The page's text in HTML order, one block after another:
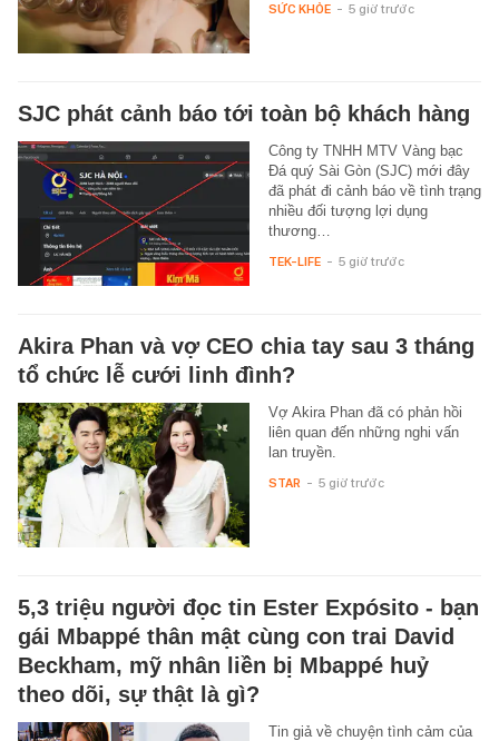
SỨC KHỎE - 5 giờ trước
SJC phát cảnh báo tới toàn bộ khách hàng
Công ty TNHH MTV Vàng bạc
Đá quý Sài Gòn (SJC) mới đây
đã phát đi cảnh báo về tình trạng
nhiều đối tượng lợi dụng
thương…
TEK-LIFE - 5 giờ trước
Akira Phan và vợ CEO chia tay sau 3 tháng
tổ chức lễ cưới linh đình?
Vợ Akira Phan đã có phản hồi
liên quan đến những nghi vấn
lan truyền.
STAR - 5 giờ trước
5,3 triệu người đọc tin Ester Expósito - bạn
gái Mbappé thân mật cùng con trai David
Beckham, mỹ nhân liền bị Mbappé huỷ
theo dõi, sự thật là gì?
Tin giả về chuyện tình cảm của